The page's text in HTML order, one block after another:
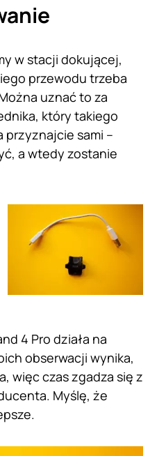
w stacji dokującej,
przewodu trzeba
uznać to za
który takiego
przyznajcie sami –
a wtedy zostanie
4 Pro działa na
obserwacji wynika,
więc czas zgadza się z
Myślę, że